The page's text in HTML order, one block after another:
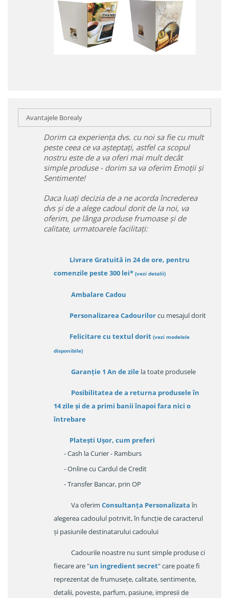
Avantajele Borealy
Dorim ca experiența dvs. cu noi sa fie cu mult
peste ceea ce va așteptați, astfel ca scopul
nostru este de a va oferi mai mult decât
simple produse - dorim sa va oferim Emoții și
Sentimente!
Daca luați decizia de a ne acorda încrederea
dvs și de a alege cadoul dorit de la noi, va
oferim, pe lânga produse frumoase și de
calitate, urmatoarele facilitați:
Livrare Gratuită in 24 de ore, pentru
comenzile peste 300 lei* (vezi detalii)
Ambalare Cadou
Personalizarea Cadourilorcu mesajul dorit
Felicitare cu textul dorit (vezi modelele
disponibile)
Garanție 1 An de zile la toate produsele
Posibilitatea de a returna produsele în
14 zileși de a primi banii înapoi fara nici o
întrebare
Platești Ușor, cum preferi
- Cash la Curier - Ramburs
- Online cu Cardul de Credit
- Transfer Bancar, prin OP
Va oferim Consultanța Personalizataîn
alegerea cadoulul potrivit, în funcție de caracterul
și pasiunile destinatarului cadoului
Cadourile noastre nu sunt simple produse ci
fiecare are "un ingredient secret" care poate fi
reprezentat de frumusețe, calitate, sentimente,
detalii, poveste, parfum, pasiune, impresii de